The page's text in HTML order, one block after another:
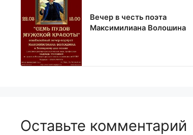
Вечер в честь поэта
Максимилиана Волошина
Оставьте комментарий